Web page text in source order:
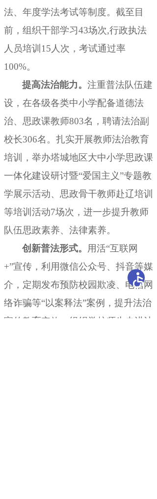
法、年度学法考试等制度。 截至目
前，组织干部学习43场次,行政执法
人员培训15人次 ， 考试通过率
100%。
提高法治能力。注重普法队伍建
设 ， 在各级各类中小学配备道德法
治、思政课教师803名，聘请法治副
校长306名 。 扎实开展教师法治教育
培训，举办塔城地区大中小学思政课
一体化建设研讨暨“爱国主义”专题教
学展示活动、思政骨干教师赴辽培训
等培训活动7场次 ， 进一步提升教师
队伍思政素养、法律素养。
创新普法形式。 用活“互联网
+”宣传 ， 利用微信公众号、抖音等媒
介，定期发布预防校园欺凌、电信网
络诈骗等“以案释法”案例 ， 提升法治
宣传教育实效。组织学校师生走进法